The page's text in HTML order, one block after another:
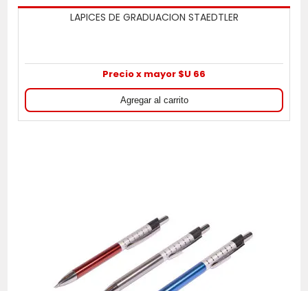
LAPICES DE GRADUACION STAEDTLER
Precio x mayor $U 66